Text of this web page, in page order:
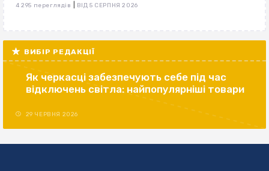
4 295 переглядів ВІД 5 СЕРПНЯ 2026
ВИБІР РЕДАКЦІЇ
Як черкасці забезпечують себе під час
відключень світла: найпопулярніші товари
29 ЧЕРВНЯ 2026